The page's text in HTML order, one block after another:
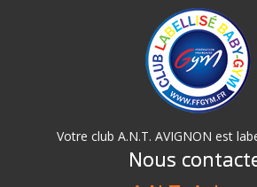
Votre club A.N.T. AVIGNON est
Nous